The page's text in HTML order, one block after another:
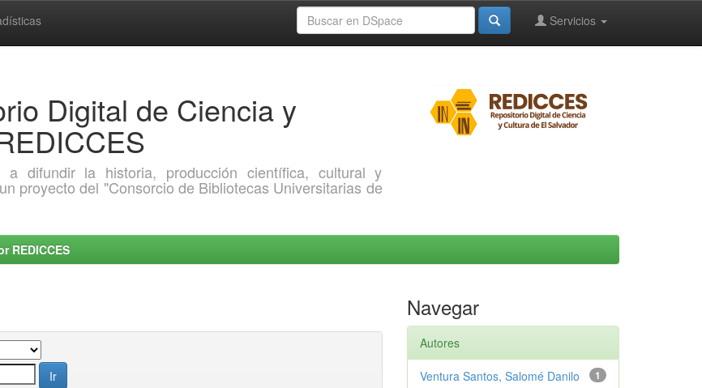
Servicios
Digital de Ciencia y
difundir la historia, producción científica, cultural y
proyecto del "Consorcio de Bibliotecas Universitarias de
REDICCES
Navegar
Autores
1
Ventura Santos, Salomé Danilo